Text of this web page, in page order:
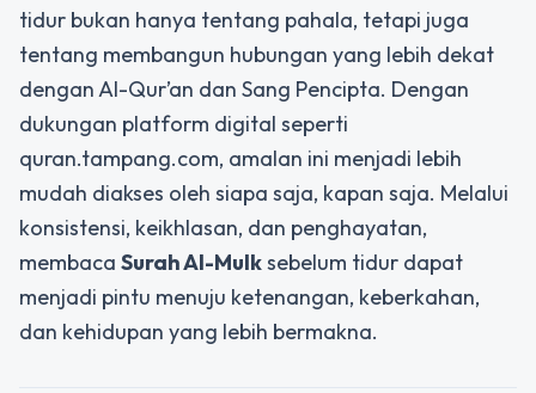
tidur bukan hanya tentang pahala, tetapi juga
tentang membangun hubungan yang lebih dekat
dengan Al-Qur’an dan Sang Pencipta. Dengan
dukungan platform digital seperti
quran.tampang.com, amalan ini menjadi lebih
mudah diakses oleh siapa saja, kapan saja. Melalui
konsistensi, keikhlasan, dan penghayatan,
membaca Surah Al-Mulksebelum tidur dapat
menjadi pintu menuju ketenangan, keberkahan,
dan kehidupan yang lebih bermakna.